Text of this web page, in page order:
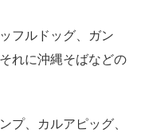
フルドッグ、ガン
れに沖縄そばなどの
プ、カルアピッグ、